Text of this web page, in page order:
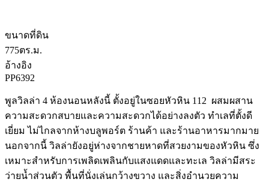
ขนาดที่ดิน
775ตร.ม.
อ้างอิง
PP6392
พูลวิลล่า 4 ห้องนอนหลังนี้ ตั้งอยู่ในซอยหัวหิน 112 ผสมผสาน
ความสะดวกสบายและความสะดวกได้อย่างลงตัว ทำเลที่ตั้งดี
เยี่ยม ไม่ไกลจากห้างบลูพอร์ต ร้านค้า และร้านอาหารมากมาย
นอกจากนี้ วิลล่ายังอยู่ห่างจากชายหาดที่สวยงามของหัวหิน ซึ่ง
เหมาะสำหรับการเพลิดเพลินกับแสงแดดและทะเล วิลล่ามีสระ
ว่ายน้ำส่วนตัว พื้นที่นั่งเล่นกว้างขวาง และสิ่งอำนวยความ